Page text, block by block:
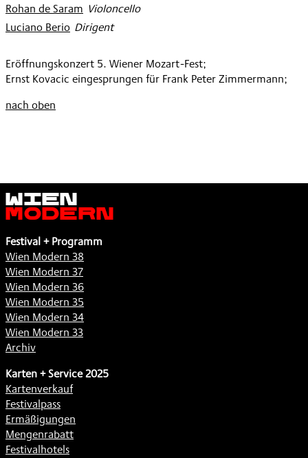
Rohan de Saram: Violoncello
Luciano Berio: Dirigent
Eröffnungskonzert 5. Wiener Mozart-Fest;
Ernst Kovacic eingesprungen für Frank Peter Zimmermann;
nach oben
Wien
Modern
Festival + Programm
Wien Modern 38
Wien Modern 37
Wien Modern 36
Wien Modern 35
Wien Modern 34
Wien Modern 33
Archiv
Karten + Service 2025
Kartenverkauf
Festivalpass
Ermäßigungen
Mengenrabatt
Festivalhotels